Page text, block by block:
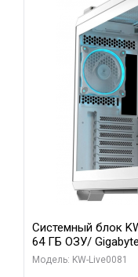
Системный блок
64 ГБ ОЗУ/ Gigabyte
16GB GDDR7 256bit/
Модель: KW-Live0081